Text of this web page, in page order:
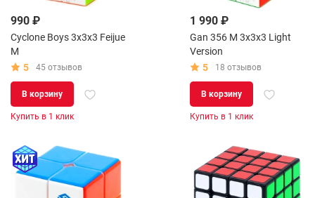
990 ₽
Cyclone Boys 3x3x3 Feijue
M
5
45 отзывов
В корзину
Купить в 1 клик
1 990 ₽
Gan 356 M 3x3x3 Light
Version
5
18 отзывов
В корзину
Купить в 1 клик